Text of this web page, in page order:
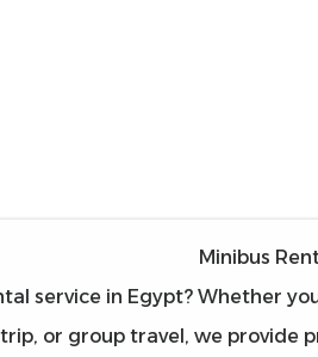
Minibus
service in Egypt? Whether
or group travel, we